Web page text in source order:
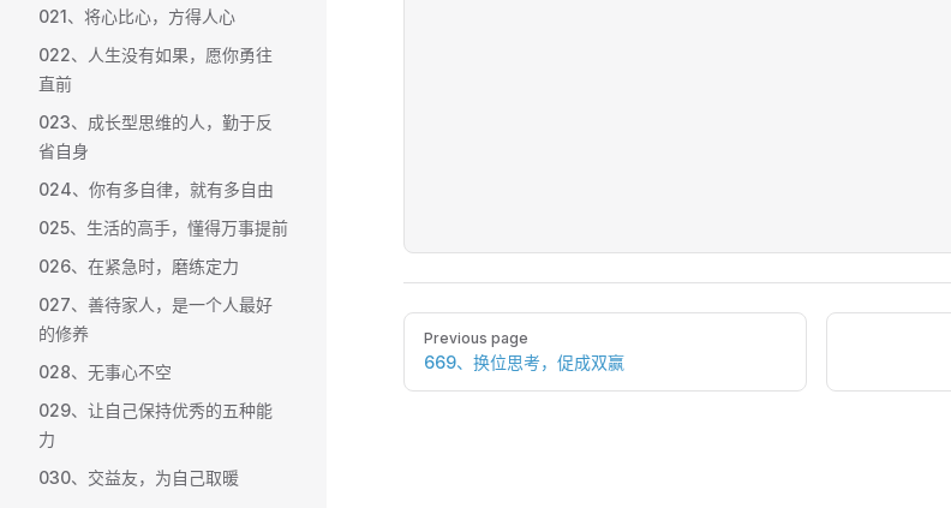
021、将心比心，方得人心
022、人生没有如果，愿你勇往
直前
023、成长型思维的人，勤于反
省自身
024、你有多自律，就有多自由
025、生活的高手，懂得万事提前
026、在紧急时，磨练定力
027、善待家人，是一个人最好
的修养
028、无事心不空
029、让自己保持优秀的五种能
力
030、交益友，为自己取暖
Pager
Previous page
669、换位思考，促成双赢